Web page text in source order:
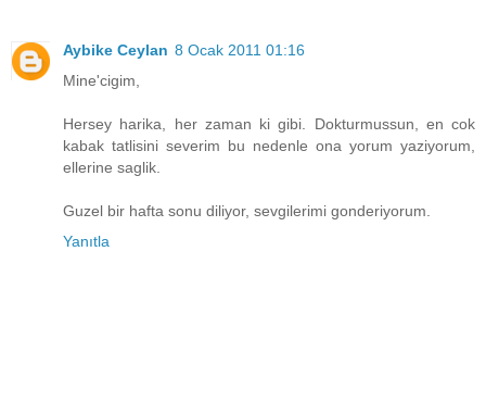
Aybike Ceylan 8 Ocak 2011 01:16
Mine'cigim,
Hersey harika, her zaman ki gibi. Dokturmussun, en cok
kabak tatlisini severim bu nedenle ona yorum yaziyorum,
ellerine saglik.
Guzel bir hafta sonu diliyor, sevgilerimi gonderiyorum.
Yanıtla